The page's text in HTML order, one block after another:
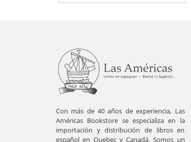
Con más de 40 años de experiencia, Las
Américas Bookstore se especializa en la
importación y distribución de libros en
español en Quebec y Canadá. Somos un